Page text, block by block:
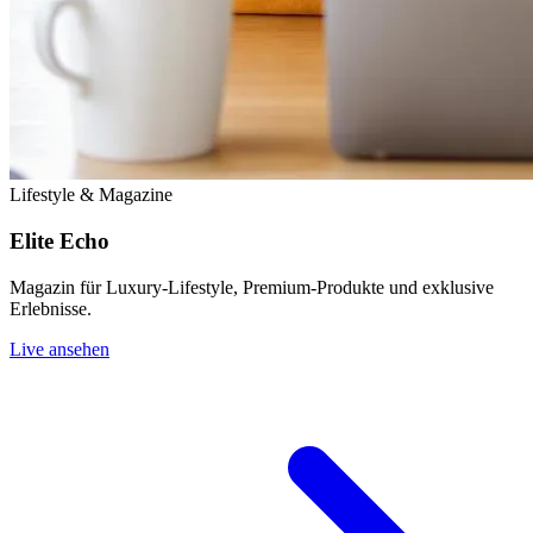
Lifestyle & Magazine
Elite Echo
Magazin für Luxury-Lifestyle, Premium-Produkte und exklusive
Erlebnisse.
Live ansehen